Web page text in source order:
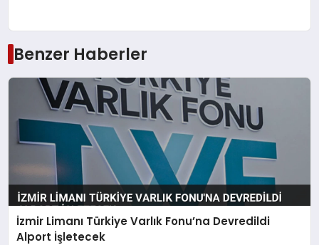
Benzer Haberler
İzmir Limanı Türkiye Varlık Fonu’na Devredildi
Alport İşletecek